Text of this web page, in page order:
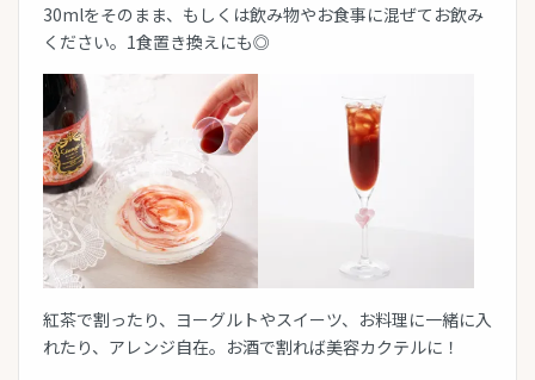
30mlをそのまま、もしくは飲み物やお食事に混ぜてお飲み
ください。1食置き換えにも◎
紅茶で割ったり、ヨーグルトやスイーツ、お料理に一緒に入
れたり、アレンジ自在。お酒で割れば美容カクテルに！